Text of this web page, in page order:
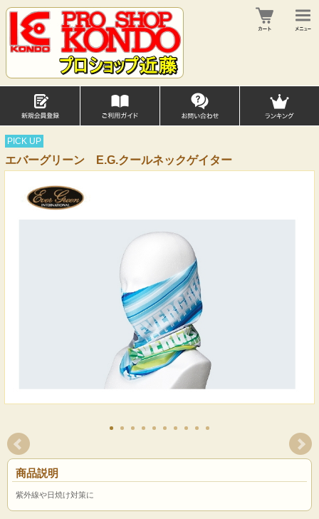
PICK UP
エバーグリーン E.G.クールネックゲイター
商品説明
紫外線や日焼け対策に